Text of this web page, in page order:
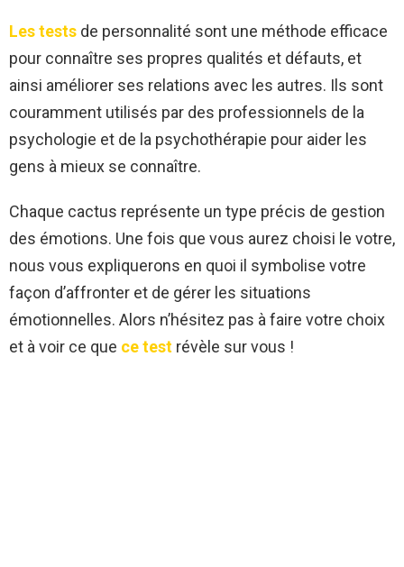
Les tests de personnalité sont une méthode efficace
pour connaître ses propres qualités et défauts, et
ainsi améliorer ses relations avec les autres. Ils sont
couramment utilisés par des professionnels de la
psychologie et de la psychothérapie pour aider les
gens à mieux se connaître.
Chaque cactus représente un type précis de gestion
des émotions. Une fois que vous aurez choisi le votre,
nous vous expliquerons en quoi il symbolise votre
façon d’affronter et de gérer les situations
émotionnelles. Alors n’hésitez pas à faire votre choix
et à voir ce que ce test révèle sur vous !